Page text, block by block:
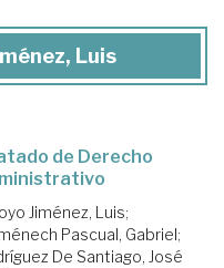
Luis
de Derecho
Jiménez, Luis;
Pascual, Gabriel;
De Santiago, José